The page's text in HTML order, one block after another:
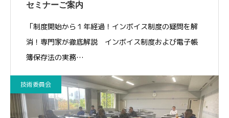
セミナーご案内
「制度開始から１年経過！インボイス制度の疑問を解
消！専門家が徹底解説 インボイス制度および電子帳
簿保存法の実務…
技術委員会